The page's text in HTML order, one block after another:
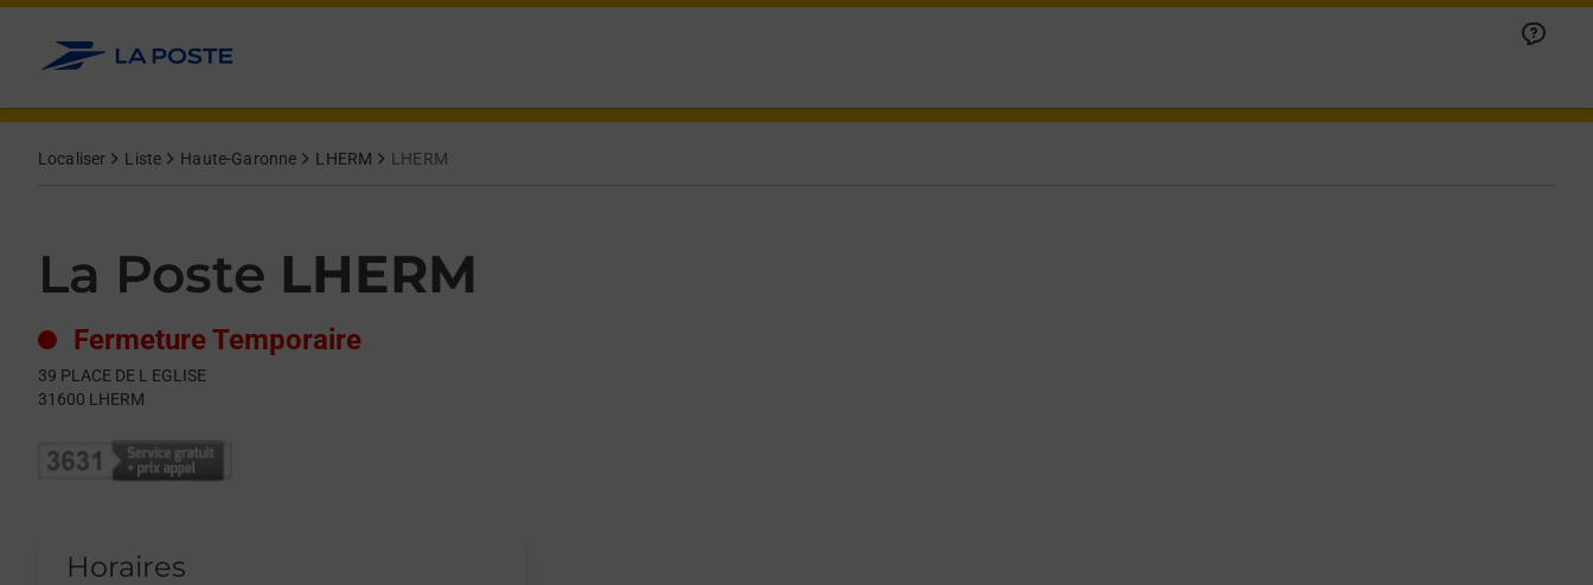
Allez au contenu
Localiser Liste Haute-Garonne LHERM LHERM
La Poste LHERM
Fermeture Temporaire
39 PLACE DE L EGLISE
31600 LHERM
Horaires
Day of the WeekHours
Get directions to La Poste at 39 PLACE DE L EGLISE LHERM,
lien s'ouvre dans un nouvel onglet